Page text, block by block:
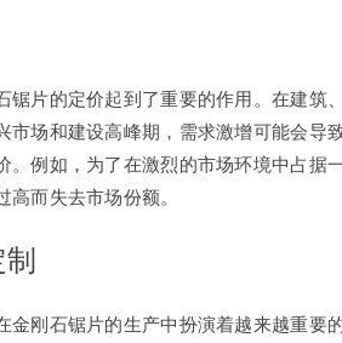
锯片的定价起到了重要的作用。在建筑
市场和建设高峰期，需求激增可能会导
。例如，为了在激烈的市场环境中占据
而失去市场份额。
金刚石锯片的生产中扮演着越来越重要